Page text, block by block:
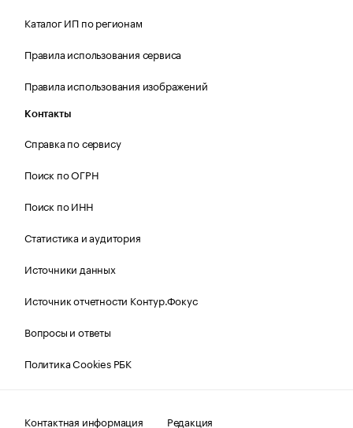
Каталог ИП по регионам
Правила использования сервиса
Правила использования изображений
Контакты
Справка по сервису
Поиск по ОГРН
Поиск по ИНН
Статистика и аудитория
Источники данных
Источник отчетности Контур.Фокус
Вопросы и ответы
Политика Cookies РБК
Контактная информация Редакция